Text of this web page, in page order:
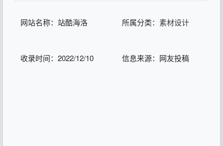
网站名称：站酷海洛 所属分类： 素材设计
收录时间：2022/12/10 信息来源：网友投稿